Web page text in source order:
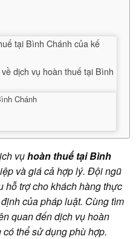
tại Bình Chánh của kế
dịch vụ hoàn thuế tại Bình
Chánh
vụhoàn thuế tại Bình
và giá cả hợp lý. Đội ngũ
hỗ trợ cho khách hàng thực
của pháp luật. Cùng tìm
quan đến dịch vụ hoàn
thể sử dụng phù hợp.